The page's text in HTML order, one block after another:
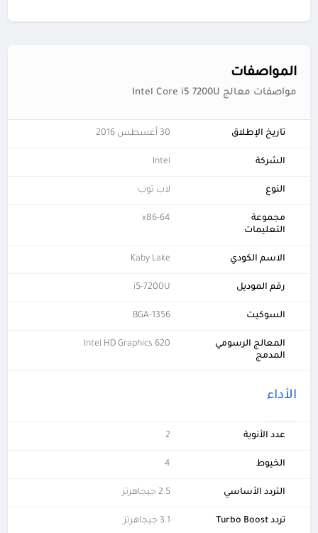
المواصفات
مواصفات معالج Intel Core i5 7200U
تاريخ الإطلاق 30 أغسطس 2016
الشركة Intel
النوع لاب توب
مجموعة
التعليمات
x86-64
الاسم الكودي Kaby Lake
رقم الموديل i5-7200U
السوكيت BGA-1356
المعالج الرسومي
المدمج
Intel HD Graphics 620
الأداء
عدد الأنوية 2
الخيوط 4
التردد الأساسي 2.5 جيجاهرتز
تردد Turbo Boost 3.1 جيجاهرتز